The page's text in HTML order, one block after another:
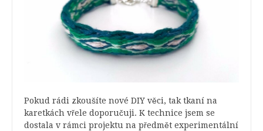
Pokud rádi zkoušíte nové DIY věci, tak tkaní na
karetkách vřele doporučuji. K technice jsem se
dostala v rámci projektu na předmět experimentální